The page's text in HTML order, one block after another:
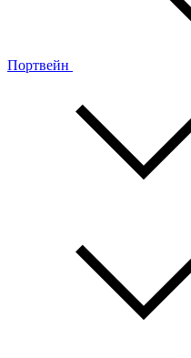
Портвейн